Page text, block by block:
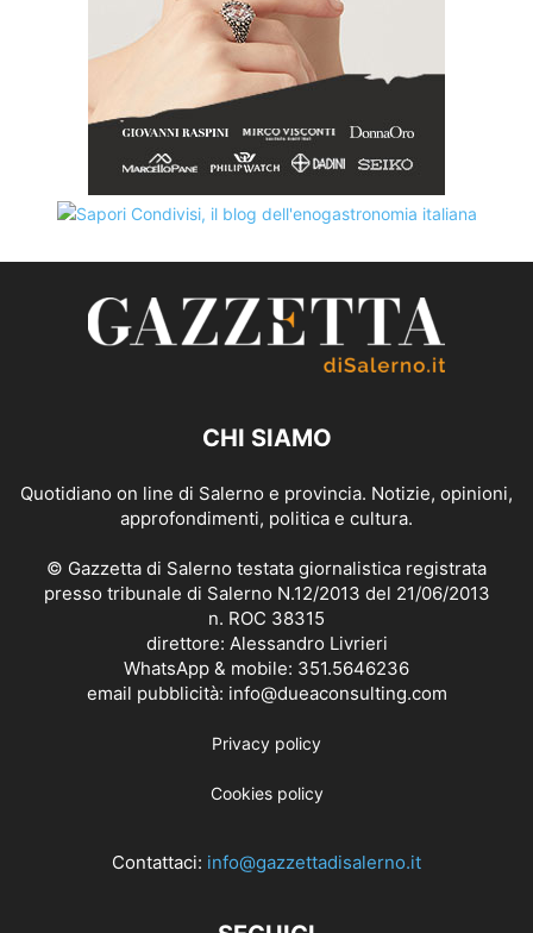
CHI SIAMO
Quotidiano on line di Salerno e provincia. Notizie, opinioni,
approfondimenti, politica e cultura.
© Gazzetta di Salerno testata giornalistica registrata
presso tribunale di Salerno N.12/2013 del 21/06/2013
n. ROC 38315
direttore: Alessandro Livrieri
WhatsApp & mobile: 351.5646236
email pubblicità: info@dueaconsulting.com
Privacy policy
Cookies policy
Contattaci: info@gazzettadisalerno.it